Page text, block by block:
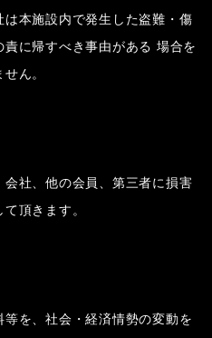
本施設内で発生した盗難・傷
に帰すべき事由がある 場合を
ん。
社、他の会員、第三者に損害
頂きます。
を、社会・経済情勢の変動を